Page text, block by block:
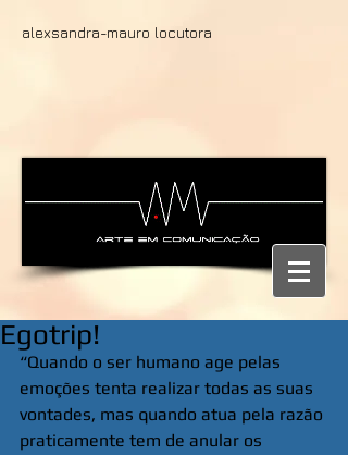
alexsandra-mauro locutora
Egotrip!
“Quando o ser humano age pelas
emoções tenta realizar todas as suas
vontades, mas quando atua pela razão
praticamente tem de anular os